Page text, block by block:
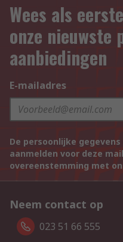
Wees als
onze nieuwste
aanbiedingen
E-mailadres
De persoonlijke
aanmelden voor deze
overeenstemming met
Neem contact op
023 51 66 555